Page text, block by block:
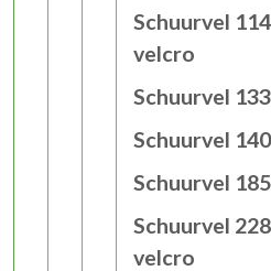
Schuurvel
velcro
Schuurvel
Schuurvel
Schuurvel
Schuurvel
velcro